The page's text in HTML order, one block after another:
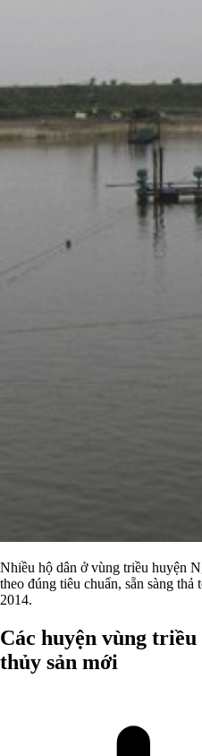
Nhiều hộ dân ở vùng triều huyện
theo đúng tiêu chuẩn, sẵn sàng
2014.
Các huyện vùng
thủy sản mới